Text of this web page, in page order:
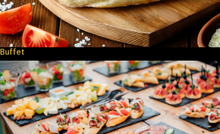
Buffet